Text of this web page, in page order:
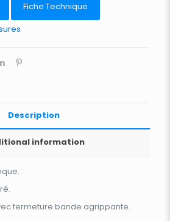
Fiche Technique
Description
information
fermeture bande agrippante.